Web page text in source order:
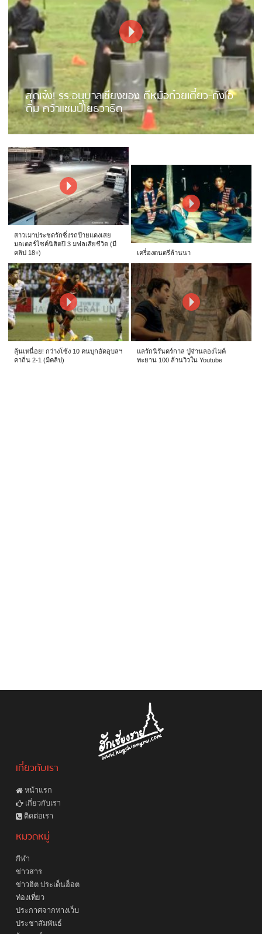
สุดเจ๋ง! รร.อนุบาลเชียงของ ตีหม้อก๋วยเตี๋ยว-ถังไอ
ติม คว้าแชมป์โยธวาธิต
สาวเมาประชดรักซิ่งรถป้ายแดงเสย
มอเตอร์ไซค์นิสิตปี 3 มฟลเสียชีวิต (มี
คลิป 18+)
เครื่องดนตรีล้านนา
ลุ้นเหนื่อย! กว่างโซ้ง 10 คนบุกอัดอุบลฯ
คาถิ่น 2-1 (มีคลิป)
แลรักนิรันดร์กาล ปู่จ๋านลองไมค์
ทะยาน 100 ล้านวิวใน Youtube
เกี่ยวกับเรา
หน้าแรก
เกี่ยวกับเรา
ติดต่อเรา
หมวดหมู่
กีฬา
ข่าวสาร
ข่าวฮิต ประเด็นฮ็อต
ท่องเที่ยว
ประกาศจากทางเว็บ
ประชาสัมพันธ์